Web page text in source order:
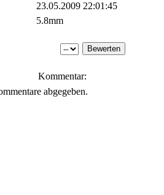
23.05.2009 22:01:45
5.8mm
Kommentar:
abgegeben.